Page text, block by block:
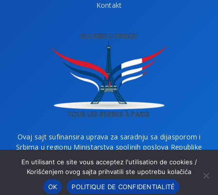
Kontakt
Ovaj sajt sufinansira uprava za saradnju sa dijasporom i
Srbima u regionu Ministarstva spoljnih poslova Republike
Srbije i Ministarstvo bez portfelja zaduženo za dijasporu.
En utilisant ce site vous acceptez l'utilisation de cookies /
Korišćenjem ovog sajta prihvatili ste upotrebu kolačića
OK
POLITIQUE DE CONFIDENTIALITÉ